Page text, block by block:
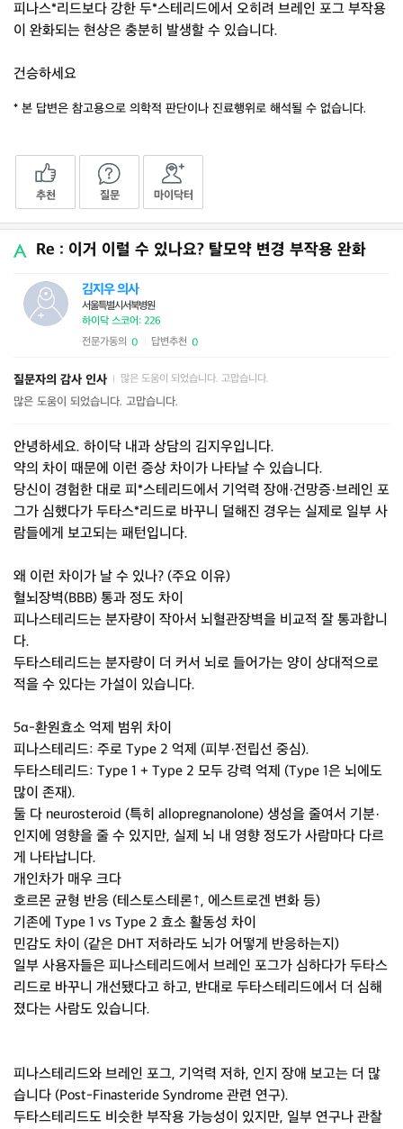
피나스*리드보다 강한 두*스테리드에서 오히려 브레인 포그 부작용
이 완화되는 현상은 충분히 발생할 수 있습니다.
건승하세요
* 본 답변은 참고용으로 의학적 판단이나 진료행위로 해석될 수 없습니다.
추천 질문 마이닥터
Re : 이거 이럴 수 있나요? 탈모약 변경 부작용 완화
김지우 의사
서울특별시서북병원
하이닥 스코어: 226
전문가동의 0 답변추천 0
질문자의 감사 인사 많은 도움이 되었습니다. 고맙습니다.
많은 도움이 되었습니다. 고맙습니다.
안녕하세요. 하이닥 내과 상담의 김지우입니다.
약의 차이 때문에 이런 증상 차이가 나타날 수 있습니다.
당신이 경험한 대로 피*스테리드에서 기억력 장애·건망증·브레인 포
그가 심했다가 두타스*리드로 바꾸니 덜해진 경우는 실제로 일부 사
람들에게 보고되는 패턴입니다.
왜 이런 차이가 날 수 있나? (주요 이유)
혈뇌장벽(BBB) 통과 정도 차이
피나스테리드는 분자량이 작아서 뇌혈관장벽을 비교적 잘 통과합니
다.
두타스테리드는 분자량이 더 커서 뇌로 들어가는 양이 상대적으로
적을 수 있다는 가설이 있습니다.⁠
5α-환원효소 억제 범위 차이
피나스테리드: 주로 Type 2 억제 (피부·전립선 중심).
두타스테리드: Type 1 + Type 2 모두 강력 억제 (Type 1은 뇌에도
많이 존재).
둘 다 neurosteroid (특히 allopregnanolone) 생성을 줄여서 기분·
인지에 영향을 줄 수 있지만, 실제 뇌 내 영향 정도가 사람마다 다르
게 나타납니다.
개인차가 매우 크다
호르몬 균형 반응 (테스토스테론↑, 에스트로겐 변화 등)
기존에 Type 1 vs Type 2 효소 활동성 차이
민감도 차이 (같은 DHT 저하라도 뇌가 어떻게 반응하는지)
일부 사용자들은 피나스테리드에서 브레인 포그가 심하다가 두타스
리드로 바꾸니 개선됐다고 하고, 반대로 두타스테리드에서 더 심해
졌다는 사람도 있습니다.
피나스테리드와 브레인 포그, 기억력 저하, 인지 장애 보고는 더 많
습니다 (Post-Finasteride Syndrome 관련 연구).⁠
두타스테리드도 비슷한 부작용 가능성이 있지만, 일부 연구나 관찰